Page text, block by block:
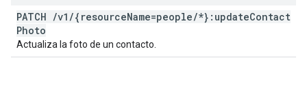
PATCH /v1 /{resourceName=people/*}:updateContact
Photo
Actualiza la foto de un contacto.